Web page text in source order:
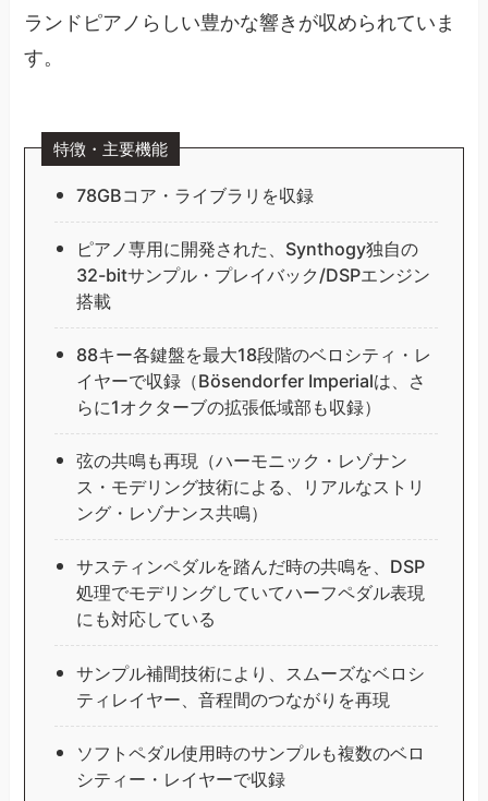
ランドピアノらしい豊かな響きが収められていま
す。
特徴・主要機能
78GBコア・ライブラリを収録
ピアノ専用に開発された、Synthogy独自の
32-bitサンプル・プレイバック/DSPエンジン
搭載
88キー各鍵盤を最大18段階のベロシティ・レ
イヤーで収録（Bösendorfer Imperialは、さ
らに1オクターブの拡張低域部も収録）
弦の共鳴も再現（ハーモニック・レゾナン
ス・モデリング技術による、リアルなストリ
ング・レゾナンス共鳴）
サスティンペダルを踏んだ時の共鳴を、DSP
処理でモデリングしていてハーフペダル表現
にも対応している
サンプル補間技術により、スムーズなベロシ
ティレイヤー、音程間のつながりを再現
ソフトペダル使用時のサンプルも複数のベロ
シティー・レイヤーで収録